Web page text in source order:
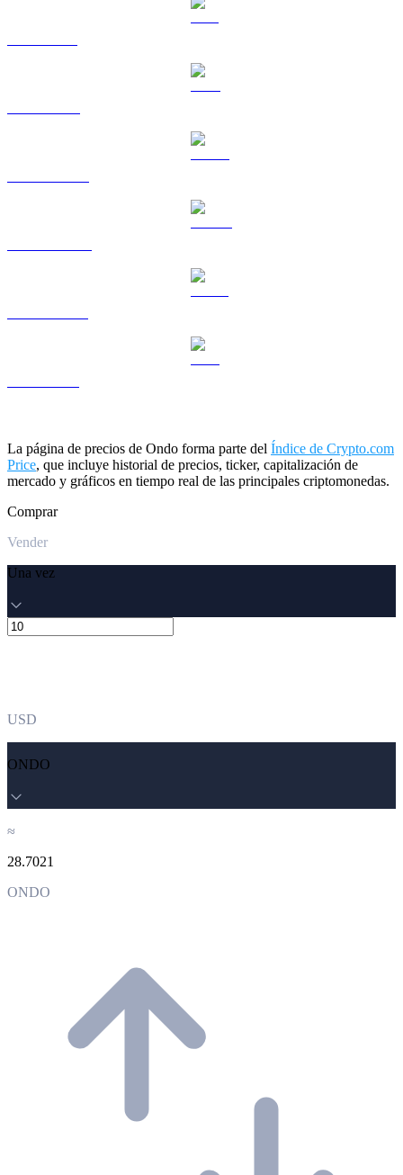
La página de precios de Ondo forma parte del Índice de Crypto.com
Price, que incluye historial de precios, ticker, capitalización de
mercado y gráficos en tiempo real de las principales criptomonedas.
Comprar
Vender
Una vez
USD
ONDO
≈
28.7021
ONDO